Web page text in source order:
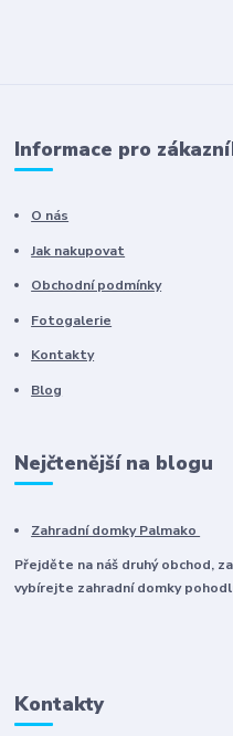
Informace pro
O nás
Jak nakupovat
Obchodní podmínky
Fotogalerie
Kontakty
Blog
Nejčtenější na blogu
Zahradní domky Palmako
Přejděte na náš druhý obchod,
vybírejte zahradní domky
Kontakty